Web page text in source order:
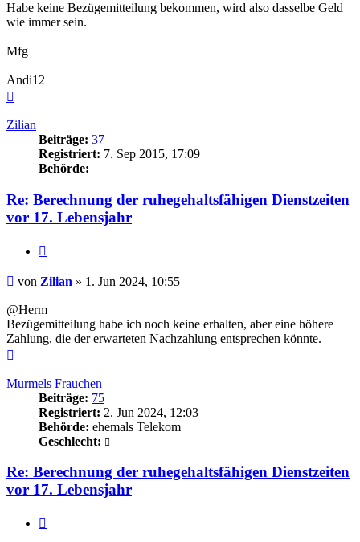
Habe keine Bezügemitteilung bekommen, wird also dasselbe Geld
wie immer sein.
Mfg
Andi12
Zilian
Beiträge: 37
Registriert: 7. Sep 2015, 17:09
Behörde:
Re: Berechnung der ruhegehaltsfähigen Dienstzeiten
vor 17. Lebensjahr
Beitrag
von Zilian » 1. Jun 2024, 10:55
@Herm
Bezügemitteilung habe ich noch keine erhalten, aber eine höhere
Zahlung, die der erwarteten Nachzahlung entsprechen könnte.
Murmels Frauchen
Beiträge: 75
Registriert: 2. Jun 2024, 12:03
Behörde: ehemals Telekom
Geschlecht:
Re: Berechnung der ruhegehaltsfähigen Dienstzeiten
vor 17. Lebensjahr